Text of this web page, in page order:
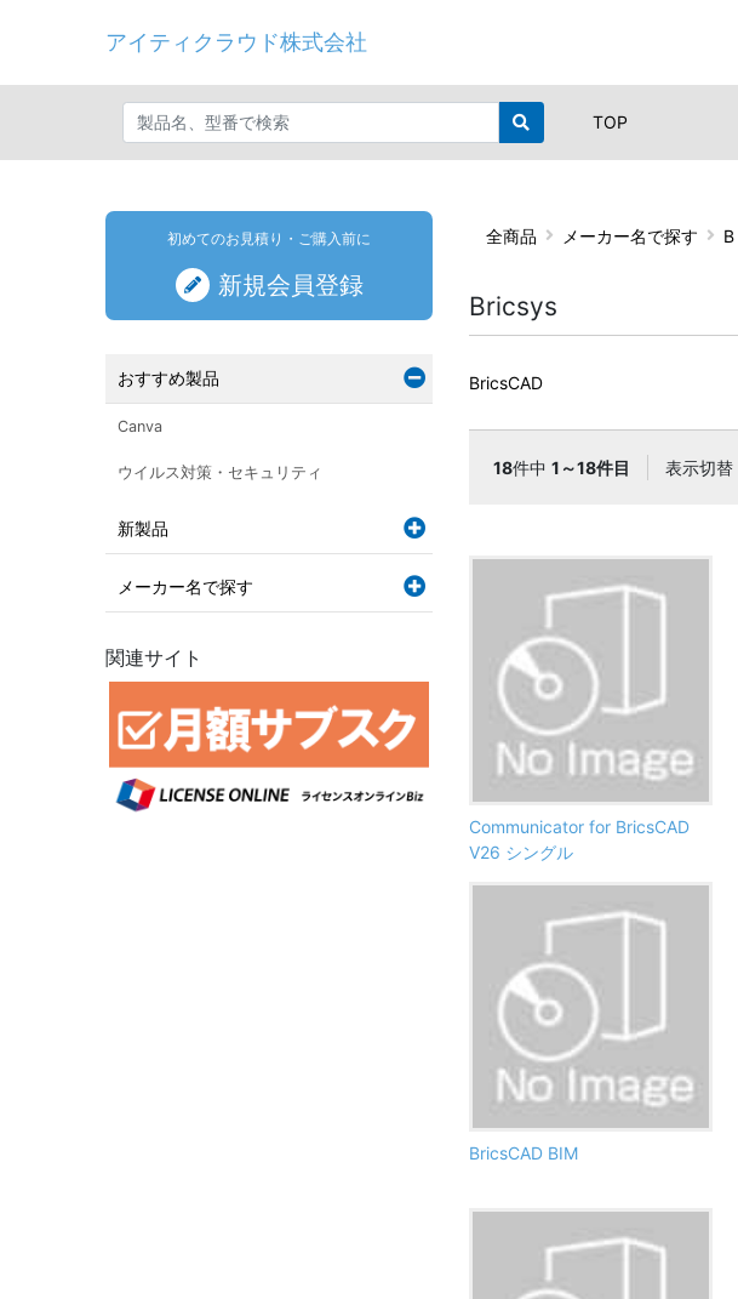
アイティクラウド株式会社
TOP
全商品 メーカー名で探す B
Bricsys
BricsCAD
18件中 1～18件目 表示切替
Communicator for BricsCAD
V26 シングル
BricsCAD BIM
初めてのお見積り・ご購入前に
新規会員登録
おすすめ製品
Canva
ウイルス対策・セキュリティ
新製品
メーカー名で探す
関連サイト